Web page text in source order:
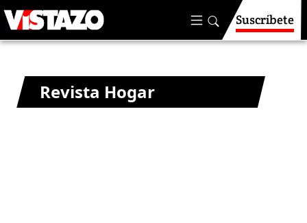
Suscríbete
Revista Hogar